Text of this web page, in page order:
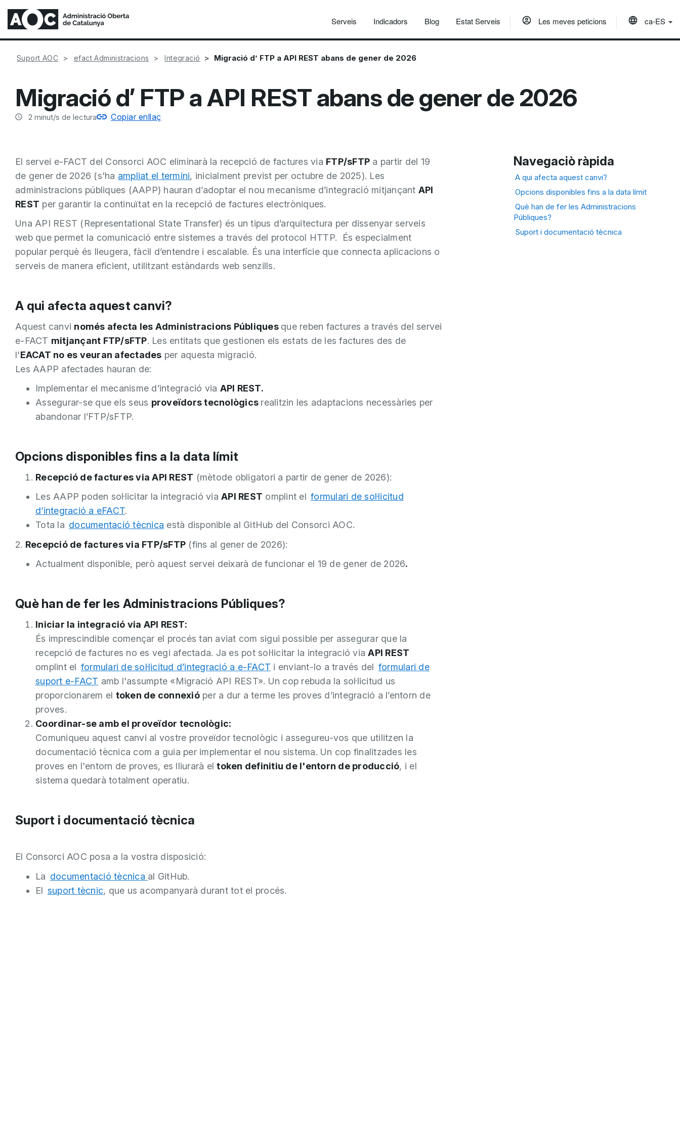
Serveis Indicadors Blog Estat Serveis Les meves peticions ca-ES
Suport AOC efact Administracions Integració Migració d’ FTP a API REST abans de gener de 2026
Migració d’ FTP a API REST abans de gener de 2026
2 minut/s de lectura Copiar enllaç
El servei e-FACT del Consorci AOC eliminarà la recepció de factures via FTP/sFTP a partir del 19
de gener de 2026 (s'ha ampliat el termini, inicialment previst per octubre de 2025). Les
administracions públiques (AAPP) hauran d’adoptar el nou mecanisme d’integració mitjançant API
REST per garantir la continuïtat en la recepció de factures electròniques.
Una API REST (Representational State Transfer) és un tipus d’arquitectura per dissenyar serveis
web que permet la comunicació entre sistemes a través del protocol HTTP. És especialment
popular perquè és lleugera, fàcil d’entendre i escalable. És una interfície que connecta aplicacions o
serveis de manera eficient, utilitzant estàndards web senzills.
A qui afecta aquest canvi?
Aquest canvi només afecta les Administracions Públiques que reben factures a través del servei
e-FACT mitjançant FTP/sFTP. Les entitats que gestionen els estats de les factures des de
l'EACAT no es veuran afectades per aquesta migració.
Les AAPP afectades hauran de:
Implementar el mecanisme d’integració via API REST.
Assegurar-se que els seus proveïdors tecnològics realitzin les adaptacions necessàries per
abandonar l’FTP/sFTP.
Opcions disponibles fins a la data límit
Recepció de factures via API REST (mètode obligatori a partir de gener de 2026):
Les AAPP poden sol·licitar la integració via API REST omplint el formulari de sol·licitud
d’integració a eFACT.
Tota la documentació tècnica està disponible al GitHub del Consorci AOC.
2. Recepció de factures via FTP/sFTP (fins al gener de 2026):
Actualment disponible, però aquest servei deixarà de funcionar el 19 de gener de 2026.
Què han de fer les Administracions Públiques?
Iniciar la integració via API REST:
És imprescindible començar el procés tan aviat com sigui possible per assegurar que la
recepció de factures no es vegi afectada. Ja es pot sol·licitar la integració viaAPI REST
omplint el formulari de sol·licitud d’integració a e-FACT i enviant-lo a través del formulari de
suport e-FACT amb l'assumpte «Migració API REST». Un cop rebuda la sol·licitud us
proporcionarem el token de connexióper a dur a terme les proves d’integració a l’entorn de
proves.
Coordinar-se amb el proveïdor tecnològic:
Comuniqueu aquest canvi al vostre proveïdor tecnològic i assegureu-vos que utilitzen la
documentació tècnica com a guia per implementar el nou sistema. Un cop finalitzades les
proves en l'entorn de proves, es lliurarà eltoken definitiu de l'entorn de producció, i el
sistema quedarà totalment operatiu.
Suport i documentació tècnica
El Consorci AOC posa a la vostra disposició:
La documentació tècnica al GitHub.
El suport tècnic, que us acompanyarà durant tot el procés.
Navegaciò ràpida
A qui afecta aquest canvi?
Opcions disponibles fins a la data límit
Què han de fer les Administracions
Públiques?
Suport i documentació tècnica